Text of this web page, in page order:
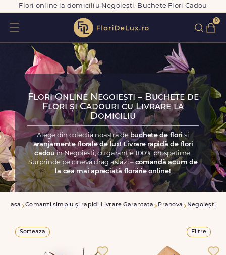
Flori online la domiciliu Negoiești. Buchete Flori Cadou
0
Flori Online Negoiești – Buchete de
Flori și Cadouri cu Livrare la
Domiciliu
Alege din colecția noastră de buchete de floriși
aranjamente florale de lux! Livrare rapidă de flori
cadouîn Negoiești, cu garanție 100% prospețime.
Surprinde pe cineva drag astăzi –comandă acum de
la cea mai apreciată florărie online!
Acasa Comanzi simplu și rapid! Livrare Garantata Prahova Negoiești
Sorteaza Filtre